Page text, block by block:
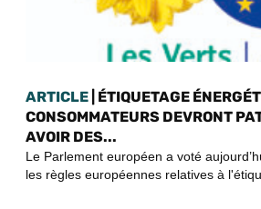
ARTICLE | ÉTIQUETAGE
CONSOMMATEURS DEVRONT
AVOIR DES...
Le Parlement européen a voté
les règles européennes relatives à